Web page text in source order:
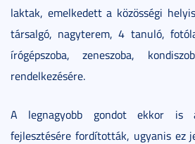
laktak, emelkedett a közösségi
társalgó, nagyterem, 4 tanuló,
írógépszoba, zeneszoba,
rendelkezésére.
A legnagyobb gondot ekkor is
fejlesztésére fordították, ugyanis ez